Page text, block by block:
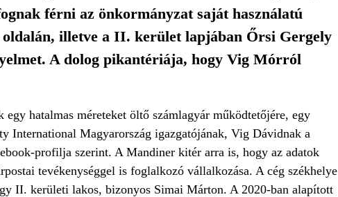
férni az önkormányzat saját használatú
illetve a II. kerület lapjában Őrsi Gergely
A dolog pikantériája, hogy Vig Mórról
hatalmas méreteket öltő számlagyár működtetőjére, egy
Magyarország igazgatójának, Vig Dávidnak a
profilja szerint. A Mandiner kitér arra is, hogy az adatok
tevékenységgel is foglalkozó vállalkozása. A cég székhelye
II. kerületi lakos, bizonyos Simai Márton. A 2020-ban alapított